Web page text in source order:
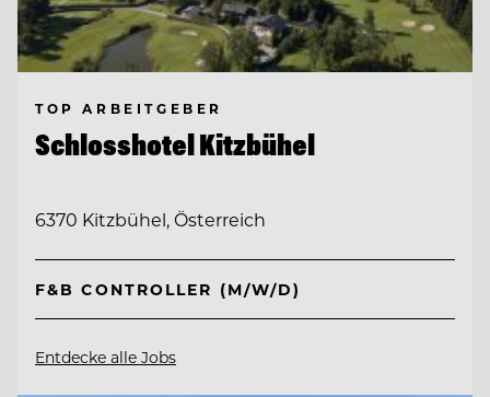
TOP ARBEITGEBER
Schlosshotel Kitzbühel
6370 Kitzbühel, Österreich
F&B CONTROLLER (M/W/D)
Entdecke alle Jobs